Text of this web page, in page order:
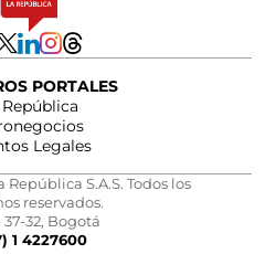
PORTALES
República
Legales
S.A.S. Todos los
reservados.
37-32, Bogotá
1 4227600